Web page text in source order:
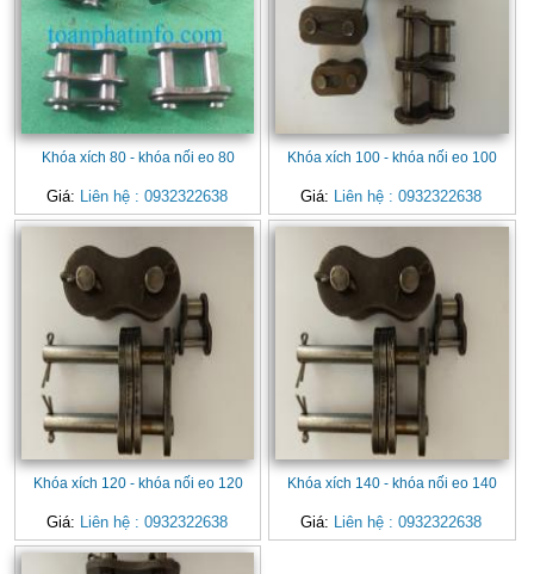
Khóa xích 80 - khóa nối eo 80
Giá: Liên hệ : 0932322638
Khóa xích 100 - khóa nối eo 100
Giá: Liên hệ : 0932322638
Khóa xích 120 - khóa nối eo 120
Giá: Liên hệ : 0932322638
Khóa xích 140 - khóa nối eo 140
Giá: Liên hệ : 0932322638